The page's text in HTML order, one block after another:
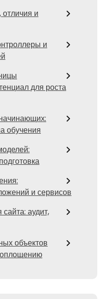
отличия и
и
для роста
обучения
и сервисов
аудит,
объектов